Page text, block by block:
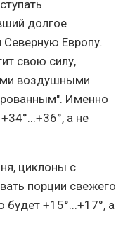
долгое
Северную Европу.
свою силу,
воздушными
Именно
а не
циклоны с
порции свежего
будет +15°...+17°, а